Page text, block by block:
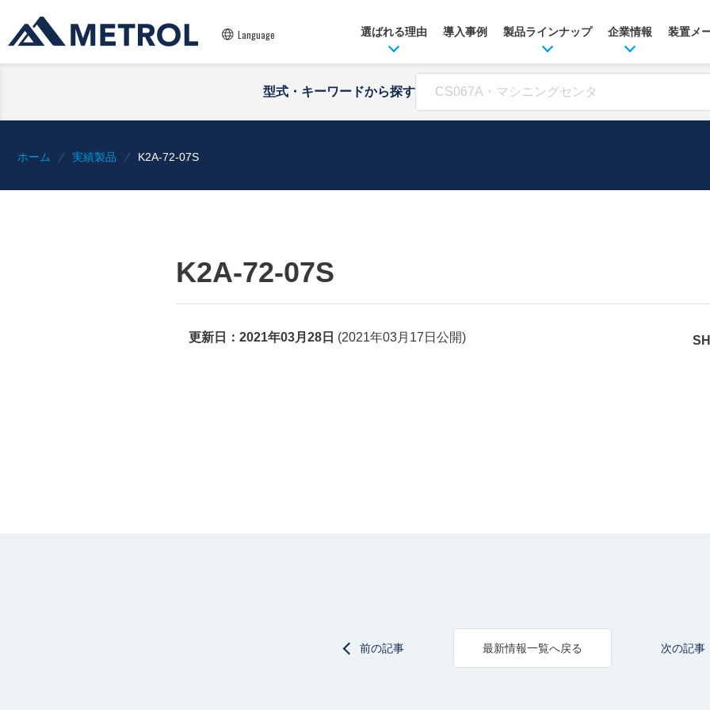
Language 選ばれる理由 導入事例 製品ラインナップ 企業情報 装置メ
型式・キーワードから探す
ホーム 実績製品 K2A-72-07S
K2A-72-07S
更新日： 2021年03月28日 (2021年03月17日 公開)
前の記事 最新情報一覧へ戻る 次の記事